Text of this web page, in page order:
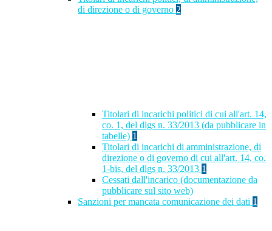
di direzione o di governo 2
Titolari di incarichi politici di cui all'art. 14,
co. 1, del dlgs n. 33/2013 (da pubblicare in
tabelle) 1
Titolari di incarichi di amministrazione, di
direzione o di governo di cui all'art. 14, co.
1-bis, del dlgs n. 33/2013 1
Cessati dall'incarico (documentazione da
pubblicare sul sito web)
Sanzioni per mancata comunicazione dei dati 1